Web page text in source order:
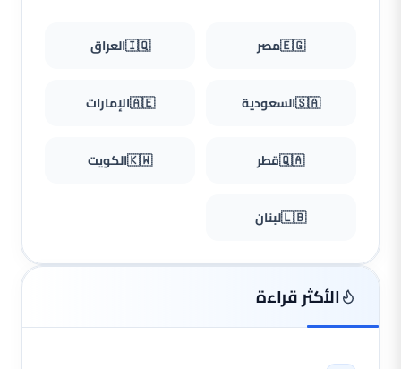
🇪🇬مصر 🇮🇶العراق
🇸🇦السعودية 🇦🇪الإمارات
🇶🇦قطر 🇰🇼الكويت
🇱🇧لبنان
الأكثر قراءة